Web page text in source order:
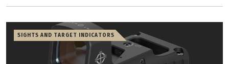
SIGHTS AND TARGET INDICATORS